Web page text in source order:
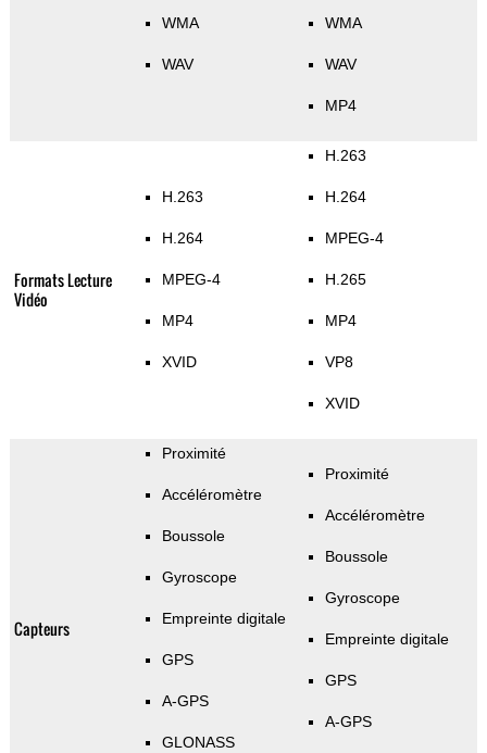
WMA
WAV
WMA
WAV
MP4
Formats Lecture
Vidéo
H.263
H.264
MPEG-4
MP4
XVID
H.263
H.264
MPEG-4
H.265
MP4
VP8
XVID
Capteurs
Proximité
Accéléromètre
Boussole
Gyroscope
Empreinte digitale
GPS
A-GPS
GLONASS
Proximité
Accéléromètre
Boussole
Gyroscope
Empreinte digitale
GPS
A-GPS